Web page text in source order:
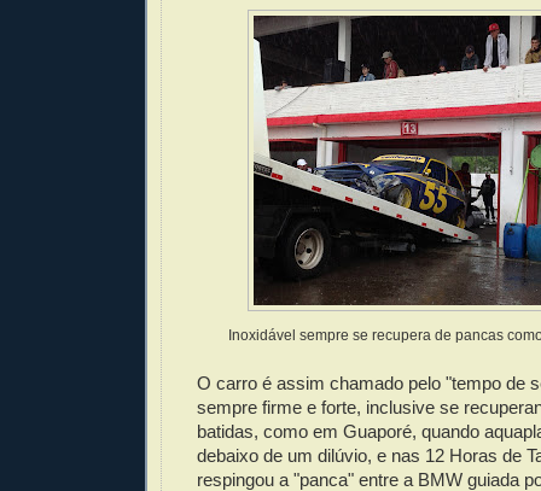
Inoxidável sempre se recupera de pancas
O carro é assim chamado pelo "tempo de
sempre firme e forte, inclusive se
batidas, como em Guaporé, quando
debaixo de um dilúvio, e nas 12 Horas de
respingou a "panca" entre a BMW guiada